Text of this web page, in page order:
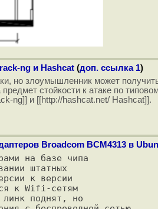
ng и Hashcat (доп. ссылка 1)
но злоумышленник может
стойкости к атаке по
ng]] и [[http://hashcat.net/ Hashcat]].
Broadcom BCM4313 в
на базе чипа
штатных
к версии
к Wifi-сетям
линк поднят, но